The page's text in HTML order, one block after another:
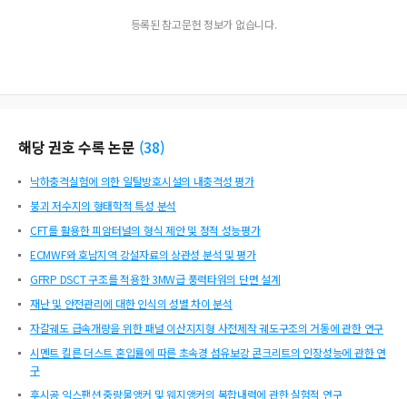
등록된 참고문헌 정보가 없습니다.
해당 권호 수록 논문 (38)
낙하충격실험에 의한 일탈방호시설의 내충격성 평가
붕괴 저수지의 형태학적 특성 분석
CFT를 활용한 피암터널의 형식 제안 및 정적 성능평가
ECMWF와 호남지역 강설자료의 상관성 분석 및 평가
GFRP DSCT 구조를 적용한 3MW급 풍력타워의 단면 설계
재난 및 안전관리에 대한 인식의 성별 차이 분석
자갈궤도 급속개량을 위한 패널 이산지지형 사전제작 궤도구조의 거동에 관한 연구
시멘트 킬른 더스트 혼입률에 따른 초속경 섬유보강 콘크리트의 인장성능에 관한 연
구
후시공 익스팬션 중량물앵커 및 웨지앵커의 복합내력에 관한 실험적 연구